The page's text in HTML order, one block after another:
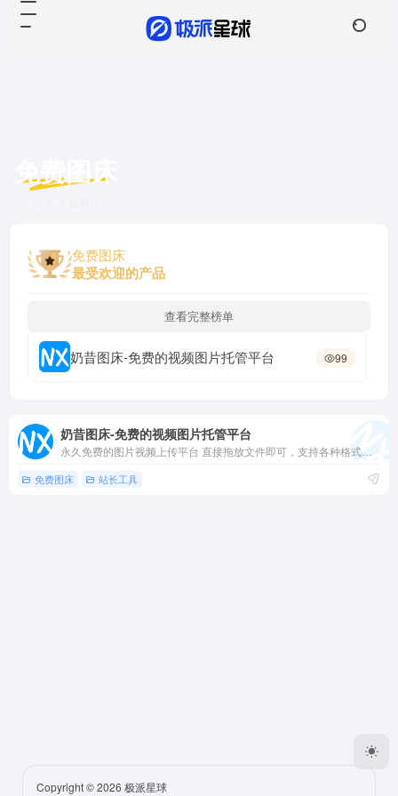
免费图床
免费图床
最受欢迎的产品
查看完整榜单
奶昔图床-免费的视频图片托管平台 99
奶昔图床-免费的视频图片托管平台
永久免费的图片视频上传平台 直接拖放文件即可，支持各种格式，最大限制50MB。 获取文件直链、Markdown、BBCode 和 HTML 缩略图。 存储桶：阿里云、腾讯云 CDN：阿里云全球加速
免费图床 站长工具
Copyright © 2026 极派星球